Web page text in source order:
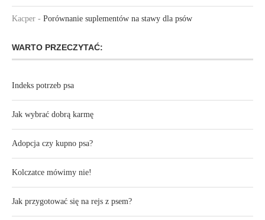
Kacper - Porównanie suplementów na stawy dla psów
WARTO PRZECZYTAĆ:
Indeks potrzeb psa
Jak wybrać dobrą karmę
Adopcja czy kupno psa?
Kolczatce mówimy nie!
Jak przygotować się na rejs z psem?